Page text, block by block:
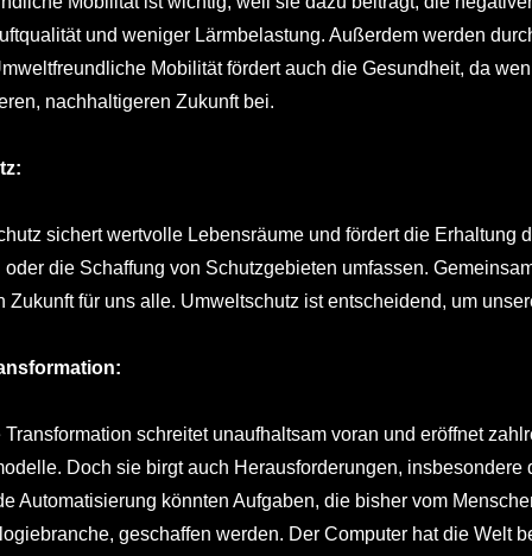
und weniger Lärmbelastung. Außerdem werden
Mobilität fördert auch die Gesundheit, da
nachhaltigeren Zukunft bei.
sichert wertvolle Lebensräume und fördert die
oder die Schaffung von Schutzgebieten umfassen.
Zukunft für uns alle. Umweltschutz ist entscheidend, um
schreitet unaufhaltsam voran und eröffnet
Doch sie birgt auch Herausforderungen,
Automatisierung könnten Aufgaben, die bisher vom
geschaffen werden. Der Computer hat die